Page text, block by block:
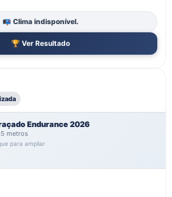
📭 Clima indisponível.
🏆 Ver Resultado
Endurance 2026
metros
para ampliar